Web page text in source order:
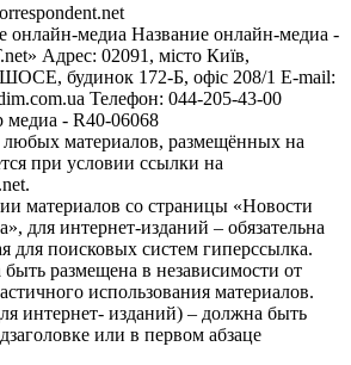
онлайн-медиа Название онлайн-медиа -
Адрес: 02091, місто Київ,
будинок 172-Б, офіс 208/1 E-mail:
Телефон: 044-205-43-00
медиа - R40-06068
любых материалов, размещённых на
при условии ссылки на
материалов со страницы «Новости
для интернет-изданий – обязательна
для поисковых систем гиперссылка.
размещена в независимости от
использования материалов.
интернет- изданий) – должна быть
или в первом абзаце